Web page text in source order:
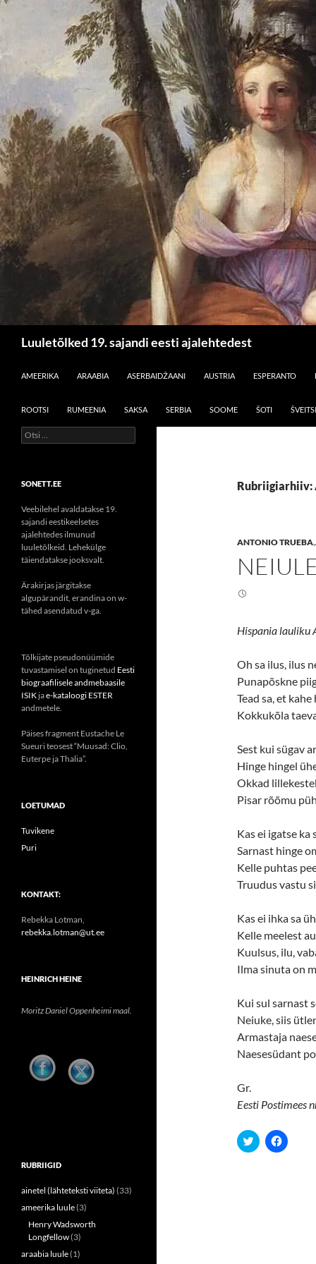
Luuletõlked 19. sajandi eesti ajalehtedest
AMEERIKA
ARAABIA ASERBAIDŽAANI AUSTRIA ESPERANTO
ROOTSI RUMEENIA SAKSA SERBIA SOOME ŠOTI ŠVEITSI
Rubriigiarhiiv:
ANTONIO TRUEBA,
Hispania lauliku
Oh sa ilus, ilus
Punapõskne
Tead sa, et kahe
Kokkukõla
Sest kui sügav
Hinge hingel
Okkad
Pisar rõõmu
Kas ei igatse ka
Sarnast hinge
Kelle puhtas
Truudus vastu
Kas ei ihka sa
Kelle meelest
Kuulsus, ilu,
Ilma sinuta on
Kui sul sarnast
Neiuke, siis
Armastaja
Naesesüdant
Gr.
Eesti Postimees
C
l
C
l
Otsi:
SONETT.EE
Veebilehel avaldatakse 19.
sajandi eestikeelsetes
ajalehtedes ilmunud
luuletõlkeid. Lehekülge
täiendatakse jooksvalt.
Ärakirjas järgitakse
algupärandit, erandina on w-
tähed asendatud v-ga.
Tõlkijate pseudonüümide
tuvastamisel on tuginetud Eesti
biograafilisele andmebaasile
ISIK jae-kataloogi ESTER
andmetele.
Päises fragment Eustache Le
Sueuri teosest “Muusad: Clio,
Euterpe ja Thalia”.
LOETUMAD
Tuvikene
Puri
KONTAKT:
Rebekka Lotman,
rebekka.lotman@ut.ee
HEINRICH HEINE
Moritz Daniel Oppenheimi maal.
RUBRIIGID
ainetel (lähteteksti viiteta) (33)
ameerika luule(3)
Henry Wadsworth
Longfellow(3)
araabia luule(1)